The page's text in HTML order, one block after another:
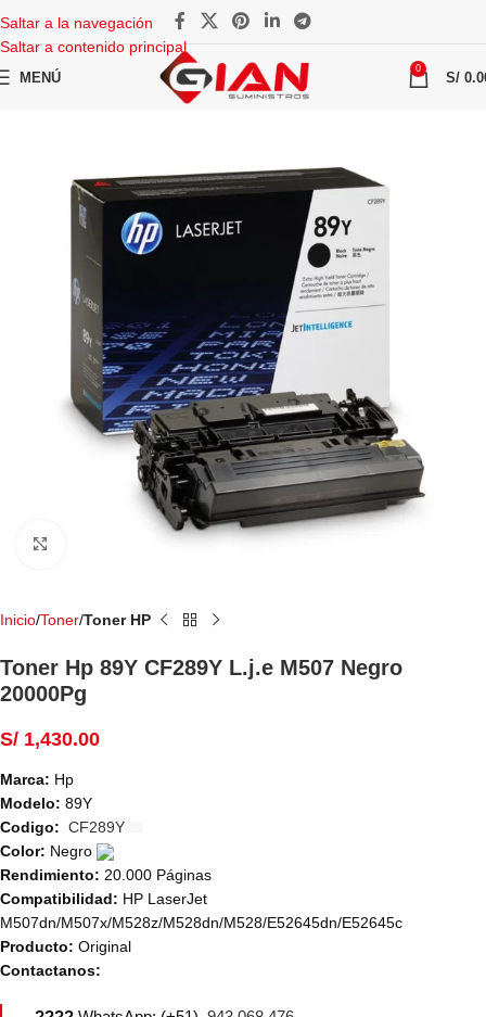
Saltar a la navegación
Saltar a contenido principal
MENÚ
0
S/
Inicio Toner Toner HP
Toner Hp 89Y CF289Y L.j.e M507 Negro
20000Pg
S/ 1,430.00
Marca: Hp
Modelo: 89Y
Codigo: CF289Y
Color: Negro
Rendimiento: 20.000 Páginas
Compatibilidad: HP LaserJet
M507dn/M507x/M528z/M528dn/M528/E52645dn/E52645c
Producto: Original
Contactanos: